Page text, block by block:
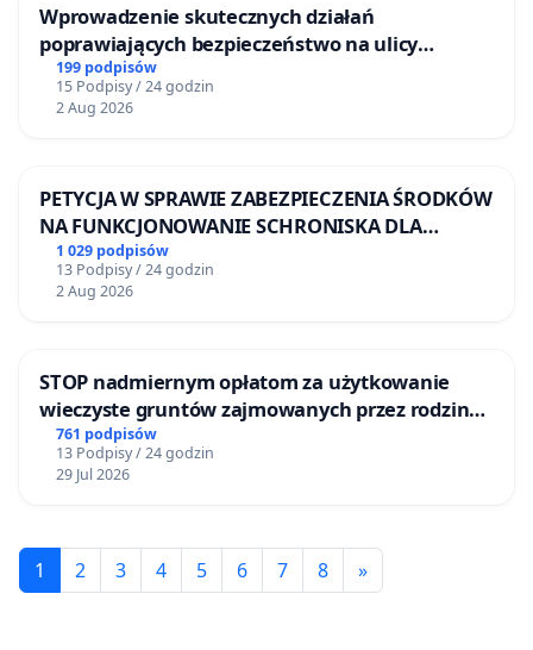
fot.: Ulotne
Chwilehttps://www.facebook.com/ulotnechwileslask
w 1929 roku w Bytomiu-Szombierkach (do 1945 roku
niem. Förderturm Kaiser-Wilhelm-Schacht). Wieża
wyciągowa szybu Krystyna zlikwidowanej Kopalni
Węgla Kamiennego Szombierki została wpisana do
śląskiego. W 1928 roku starą wieżę szybu „Kaiser
Wilhelm” zastąpiono modernistyczną wieżą
Wprowadzenie skutecznych działań
poprawiających bezpieczeństwo na ulicy
Żeromskiego w Otwocku
199 podpisów
15 Podpisy / 24 godzin
2 Aug 2026
PETYCJA W SPRAWIE ZABEZPIECZENIA ŚRODKÓW
NA FUNKCJONOWANIE SCHRONISKA DLA
BEZDOMNYCH ZWIERZĄT W SKARYSZEWIE
1 029 podpisów
13 Podpisy / 24 godzin
2 Aug 2026
STOP nadmiernym opłatom za użytkowanie
wieczyste gruntów zajmowanych przez rodzinne
ogrody działkowe.
761 podpisów
13 Podpisy / 24 godzin
29 Jul 2026
1 2 3 4 5 6 7 8 »